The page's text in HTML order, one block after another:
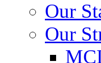
Our
Our